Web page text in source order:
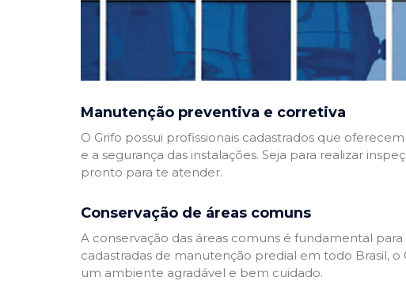
Manutenção preventiva e corretiva
O Grifo possui profissionais cadastrados que
e a segurança das instalações. Seja para realizar
pronto para te atender.
Conservação de áreas comuns
A conservação das áreas comuns é fundamental
cadastradas de manutenção predial em todo Brasil,
um ambiente agradável e bem cuidado.